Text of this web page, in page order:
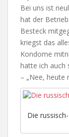
Bei uns ist
hat der
Besteck
kriegst das
Kondome
hatte ich auch
– „Nee, heute
Die